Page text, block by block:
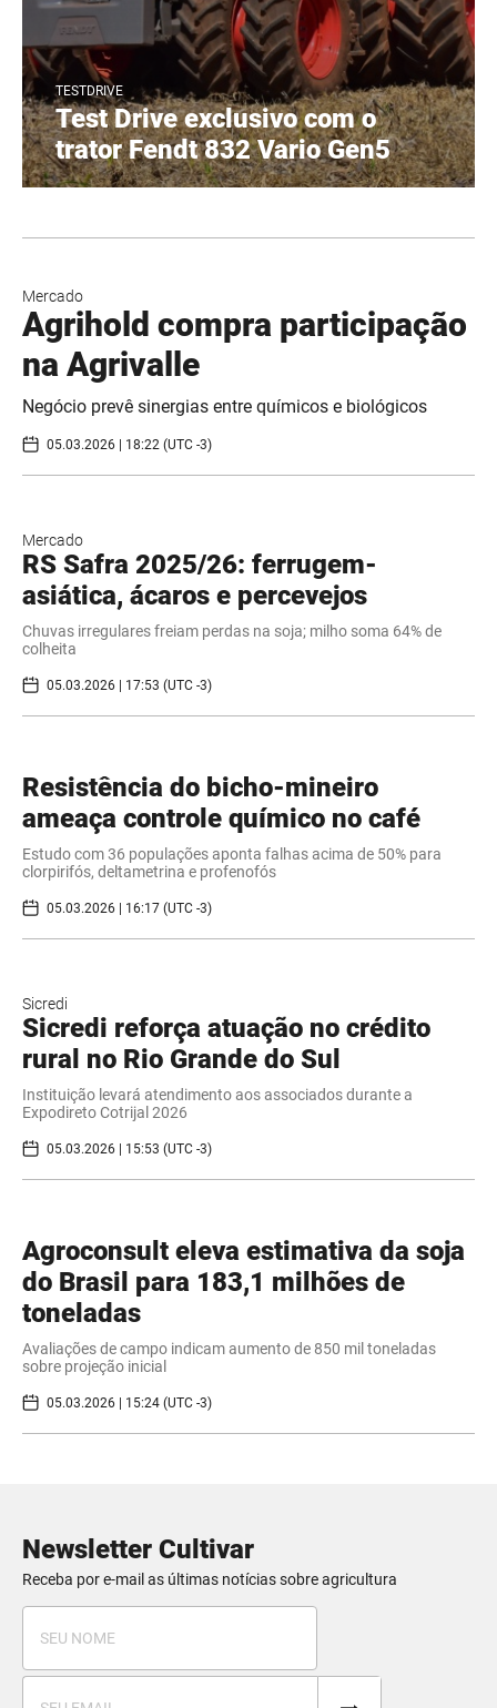
TESTDRIVE
Test Drive exclusivo com o
trator Fendt 832 Vario Gen5
Mercado
Agrihold compra participação
na Agrivalle
Negócio prevê sinergias entre químicos e biológicos
05.03.2026 | 18:22 (UTC -3)
Mercado
RS Safra 2025/26: ferrugem-
asiática, ácaros e percevejos
Chuvas irregulares freiam perdas na soja; milho soma 64% de
colheita
05.03.2026 | 17:53 (UTC -3)
Resistência do bicho-mineiro
ameaça controle químico no café
Estudo com 36 populações aponta falhas acima de 50% para
clorpirifós, deltametrina e profenofós
05.03.2026 | 16:17 (UTC -3)
Sicredi
Sicredi reforça atuação no crédito
rural no Rio Grande do Sul
Instituição levará atendimento aos associados durante a
Expodireto Cotrijal 2026
05.03.2026 | 15:53 (UTC -3)
Agroconsult eleva estimativa da soja
do Brasil para 183,1 milhões de
toneladas
Avaliações de campo indicam aumento de 850 mil toneladas
sobre projeção inicial
05.03.2026 | 15:24 (UTC -3)
Newsletter Cultivar
Receba por e-mail as últimas notícias sobre agricultura